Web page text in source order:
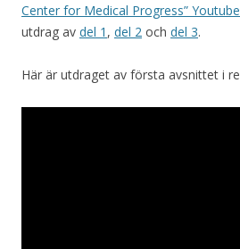
Center for Medical Progress”
utdrag av del 1 , del 2 och del 3.
Här är utdraget av första avsnittet i